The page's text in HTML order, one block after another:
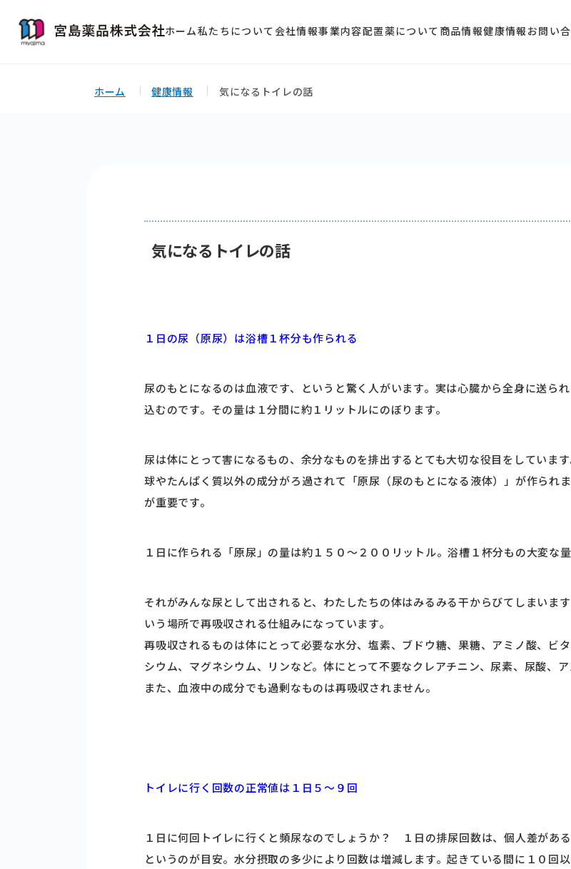
ホーム私たちについて会社情報事業内容配置薬について 商品情報健康情報 お問い
募集職種
ホーム 健康情報 気になるトイレの話
気になるトイレの話
１日の尿（原尿）は浴槽１杯分も作られる
尿のもとになるのは血液です、というと驚く人がいます。実は心臓から全身に送ら
込むのです。その量は１分間に約１リットルにのぼります。
尿は体にとって害になるもの、余分なものを排出するとても大切な役目をしていま
球やたんぱく質以外の成分がろ過されて「原尿（尿のもとになる液体）」が作られ
が重要です。
１日に作られる「原尿」の量は約１５０～２００リットル。浴槽１杯分もの大変な量
それがみんな尿として出されると、わたしたちの体はみるみる干からびてしまいま
いう場所で再吸収される仕組みになっています。
再吸収されるものは体にとって必要な水分、塩素、ブドウ糖、果糖、アミノ酸、ビ
シウム、マグネシウム、リンなど。体にとって不要なクレアチニン、尿素、尿酸、ア
また、血液中の成分でも過剰なものは再吸収されません。
トイレに行く回数の正常値は１日５～９回
１日に何回トイレに行くと頻尿なのでしょうか？ １日の排尿回数は、個人差があ
というのが目安。水分摂取の多少により回数は増減します。起きている間に１０回